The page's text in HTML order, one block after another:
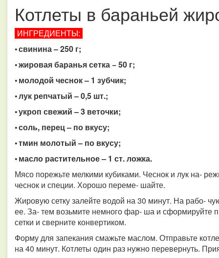
Котлеты в бараньей
ИНГРЕДИЕНТЫ:
• свинина – 250 г;
• жировая баранья сетка − 50 г;
• молодой чеснок – 1 зубчик;
• лук репчатый – 0,5 шт.;
• укроп свежий – 3 веточки;
• соль, перец – по вкусу;
• тмин молотый – по вкусу;
• масло растительное – 1 ст. ложка.
Мясо порежьте мелкими кубиками. Чеснок и лук на-
чеснок и специи. Хорошо переме- шайте.
Жировую сетку залейте водой на 30 минут. На рабо-
ее. За- тем возьмите немного фар- ша и сформируйте
сетки и сверните конвертиком.
Форму для запекания смажьте маслом. Отправьте
на 40 минут. Котлеты один раз нужно перевернуть.